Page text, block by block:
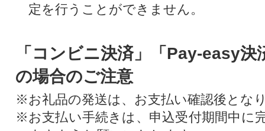
定を行うことができません。
「コンビニ決済」「Pay-easy決
の場合のご注意
※お礼品の発送は、お支払い確認後とな
※お支払い手続きは、申込受付期間中に